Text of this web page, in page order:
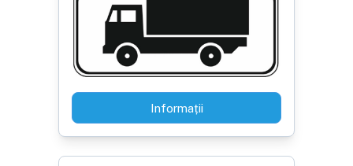
Informații